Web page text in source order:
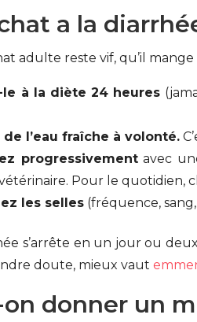
a la
adulte reste vif, qu’il
le à la diète 24 heures
de l’eau fraîche à volonté.
progressivementavec
Pour le quotidien,
les selles (fréquence,
s’arrête en un jour ou
doute, mieux vaut
donner un